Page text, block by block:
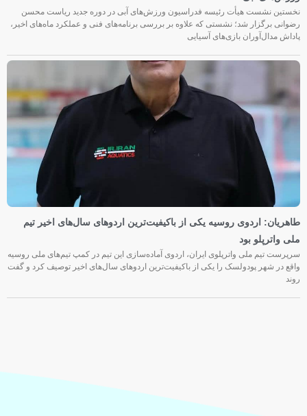
نخستین نشست هیأت رئیسه فدراسیون ورزش‌های آبی در دوره جدید ریاست محسن
رضوانی برگزار شد؛ نشستی که علاوه بر بررسی برنامه‌های فنی و عملکرد ماه‌های اخیر،
پاداش مدال‌آوران بازی‌های آسیایی
طاهریان: اردوی روسیه یکی از باکیفیت‌ترین اردوهای سال‌های اخیر تیم
ملی واترپلو بود
سرپرست تیم ملی واترپلوی ایران، اردوی آماده‌سازی این تیم در کمپ تیم‌های ملی روسیه
واقع در شهر پودولسک را یکی از باکیفیت‌ترین اردوهای سال‌های اخیر توصیف کرد و گفت
روند